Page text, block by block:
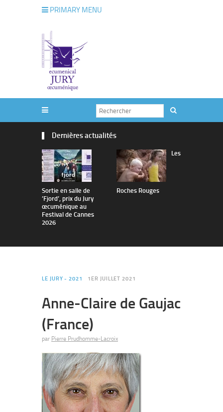
PRIMARY MENU
Dernières actualités
Sortie en salle de
’Fjord’, prix du Jury
œcuménique au
Festival de Cannes
2026
Les
Roches Rouges
LE JURY - 2021 1ER JUILLET 2021
Anne-Claire de Gaujac
(France)
par Pierre Prudhomme-Lacroix